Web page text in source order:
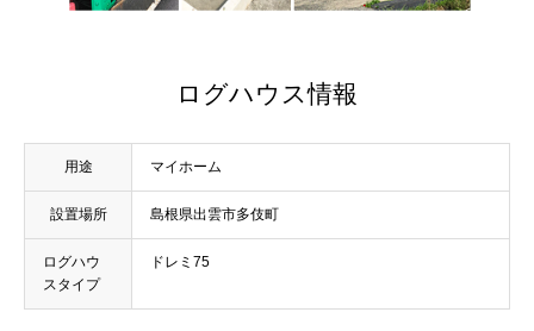
ログハウス情報
用途 マイホーム
設置場所 島根県出雲市多伎町
ログハウ
スタイプ
ドレミ75